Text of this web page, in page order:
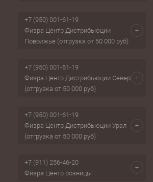
+7 (950) 001-61-19
Физра Центр Дистрибьюции
Поволжье (отгрузка от 50 000 руб)
+7 (950) 001-61-19
Физра Центр Дистрибьюции Север
(отгрузка от 50 000 руб)
+7 (950) 001-61-19
Физра Центр Дистрибьюции Урал
(отгрузка от 50 000 руб)
+7 (911) 256-46-20
Физра Центр розницы